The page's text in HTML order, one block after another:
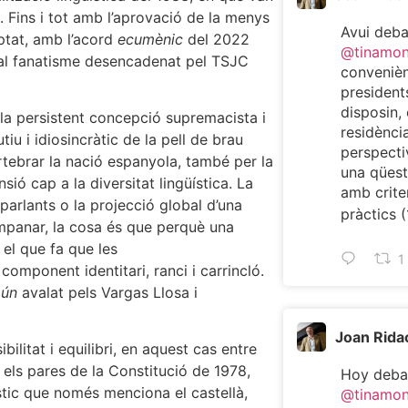
i tot amb l’aprovació de la menys
amb l’acord ecumènic del 2022
fanatisme desencadenat pel TSJC
persistent concepció supremacista i
i idiosincràtic de la pell de brau
la nació espanyola, també per la
cap a la diversitat lingüística. La
o la projecció global d’una
la cosa és que perquè una
que fa que les
identitari, ranci i carrincló.
avalat pels Vargas Llosa i
i equilibri, en aquest cas entre
pares de la Constitució de 1978,
que només menciona el castellà,
Avui
disposin,
una
amb
pràctics
1
Joan
Hoy